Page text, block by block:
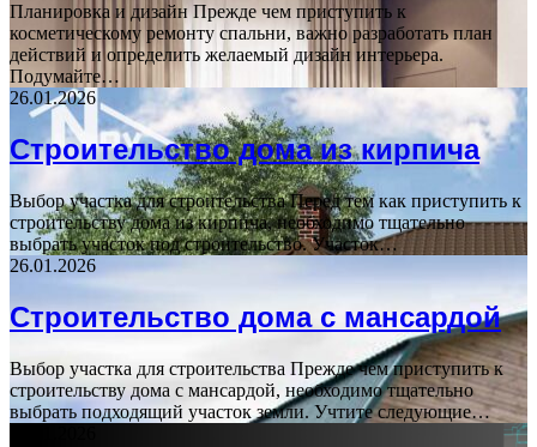
Планировка и дизайн Прежде чем приступить к
косметическому ремонту спальни, важно разработать план
действий и определить желаемый дизайн интерьера.
Подумайте…
26.01.2026
Строительство дома из кирпича
Выбор участка для строительства Перед тем как приступить к
строительству дома из кирпича, необходимо тщательно
выбрать участок под строительство. Участок…
26.01.2026
Строительство дома с мансардой
Выбор участка для строительства Прежде чем приступить к
строительству дома с мансардой, необходимо тщательно
выбрать подходящий участок земли. Учтите следующие…